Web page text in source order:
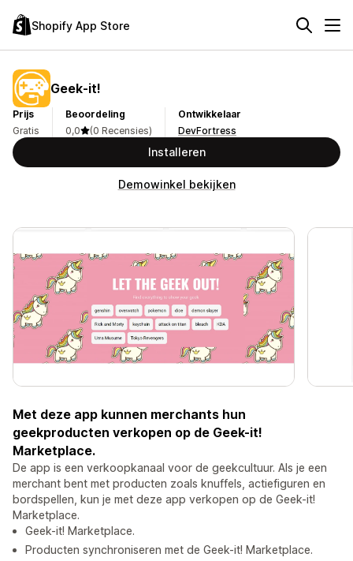
Shopify App Store
Geek‑it!
Prijs
Gratis
Beoordeling
0,0
(0 Recensies)
Ontwikkelaar
DevFortress
Installeren
Demowinkel bekijken
Met deze app kunnen merchants hun
geekproducten verkopen op de Geek-it!
Marketplace.
De app is een verkoopkanaal voor de geekcultuur. Als je een
merchant bent met producten zoals knuffels, actiefiguren en
bordspellen, kun je met deze app verkopen op de Geek-it!
Marketplace.
Geek-it! Marketplace.
Producten synchroniseren met de Geek-it! Marketplace.